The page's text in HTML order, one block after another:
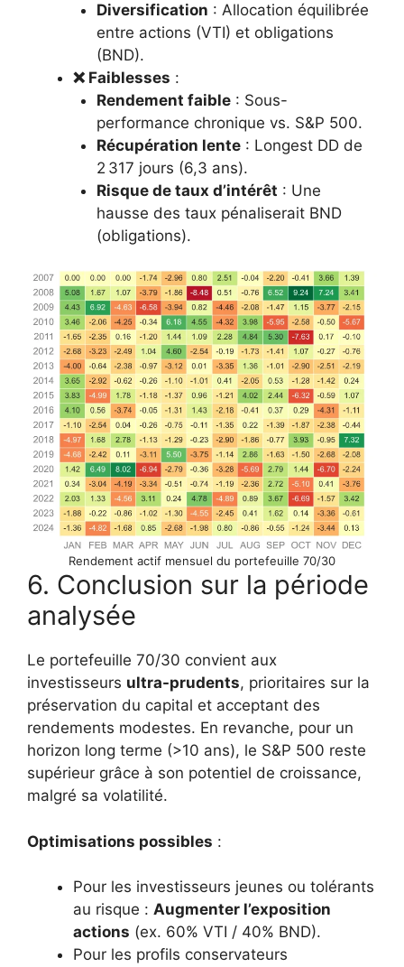
Diversification : Allocation équilibrée
entre actions (VTI) et obligations
(BND).
❌ Faiblesses :
Rendement faible: Sous-
performance chronique vs. S&P 500.
Récupération lente: Longest DD de
2 317 jours (6,3 ans).
Risque de taux d’intérêt : Une
hausse des taux pénaliserait BND
(obligations).
Rendement actif mensuel du portefeuille 70/30
6. Conclusion sur la période
analysée
Le portefeuille 70/30 convient aux
investisseurs ultra-prudents, prioritaires sur la
préservation du capital et acceptant des
rendements modestes. En revanche, pour un
horizon long terme (>10 ans), le S&P 500 reste
supérieur grâce à son potentiel de croissance,
malgré sa volatilité.
Optimisations possibles :
Pour les investisseurs jeunes ou tolérants
au risque : Augmenter l’exposition
actions (ex. 60% VTI / 40% BND).
Pour les profils conservateurs